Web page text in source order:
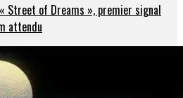
Street of Dreams », premier signal
attendu